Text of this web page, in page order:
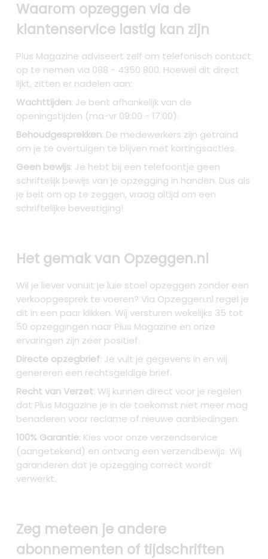
Waarom opzeggen via de
klantenservice lastig kan zijn
Plus Magazine adviseert zelf om telefonisch contact
op te nemen via 088 - 4350 800. Hoewel dit direct
lijkt, zitten er nadelen aan:
Wachttijden: Je bent afhankelijk van de
openingstijden (ma-vr 09:00 - 17:00).
Behoudgesprekken: De medewerkers zijn getraind
om je te overtuigen te blijven met kortingsacties.
Geen bewijs: Je hebt bij een telefoontje geen
schriftelijk bewijs van je opzegging in handen. Dus als
je belt om op te zeggen, vraag altijd om een
schriftelijke bevestiging!
Het gemak van Opzeggen.nl
Wil je liever vanuit je luie stoel opzeggen zonder een
verkoopgesprek te voeren? Via Opzeggen.nl regel je
dit in een paar klikken. Wij versturen wekelijks 35 tot
50 opzeggingen naar Plus Magazine en onze
ervaringen zijn zeer positief.
Directe opzegbrief: Je vult je gegevens in en wij
genereren een rechtsgeldige brief.
Recht van Verzet: Wij kunnen direct voor je regelen
dat Plus Magazine je in de toekomst niet meer mag
benaderen voor reclame of nieuwe aanbiedingen.
100% Garantie: Kies voor onze verzendservice
(aangetekend) en ontvang een verzendbewijs. Wij
garanderen dat je opzegging correct wordt
verwerkt.
Zeg meteen je andere
abonnementen of tijdschriften